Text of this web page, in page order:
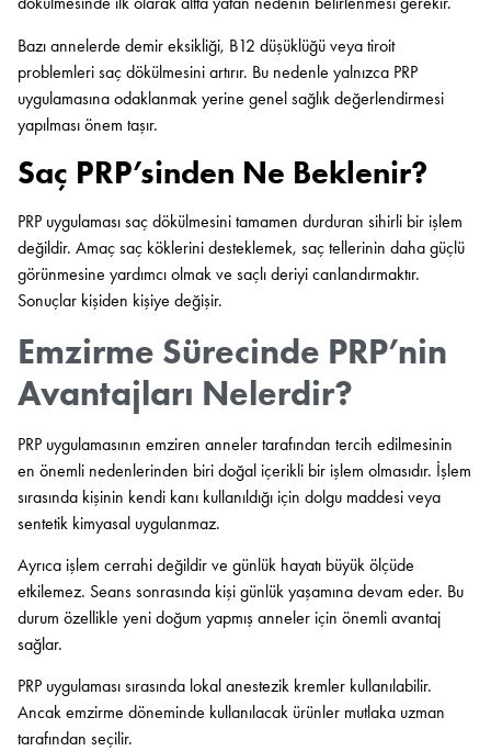
Bazı annelerde demir eksikliği, B12 düşüklüğü veya tiroit
problemleri saç dökülmesini artırır. Bu nedenle yalnızca PRP
uygulamasına odaklanmak yerine genel sağlık değerlendirmesi
yapılması önem taşır.
Saç PRP’sinden Ne Beklenir?
PRP uygulaması saç dökülmesini tamamen durduran sihirli bir işlem
değildir. Amaç saç köklerini desteklemek, saç tellerinin daha güçlü
görünmesine yardımcı olmak ve saçlı deriyi canlandırmaktır.
Sonuçlar kişiden kişiye değişir.
Emzirme Sürecinde PRP’nin
Avantajları Nelerdir?
PRP uygulamasının emziren anneler tarafından tercih edilmesinin
en önemli nedenlerinden biri doğal içerikli bir işlem olmasıdır. İşlem
sırasında kişinin kendi kanı kullanıldığı için dolgu maddesi veya
sentetik kimyasal uygulanmaz.
Ayrıca işlem cerrahi değildir ve günlük hayatı büyük ölçüde
etkilemez. Seans sonrasında kişi günlük yaşamına devam eder. Bu
durum özellikle yeni doğum yapmış anneler için önemli avantaj
sağlar.
PRP uygulaması sırasında lokal anestezik kremler kullanılabilir.
Ancak emzirme döneminde kullanılacak ürünler mutlaka uzman
tarafından seçilir.